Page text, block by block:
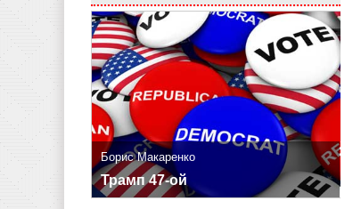
Борис Макаренко
Трамп 47-ой